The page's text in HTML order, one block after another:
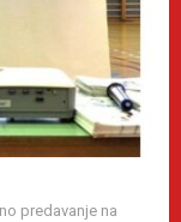
predavanje na